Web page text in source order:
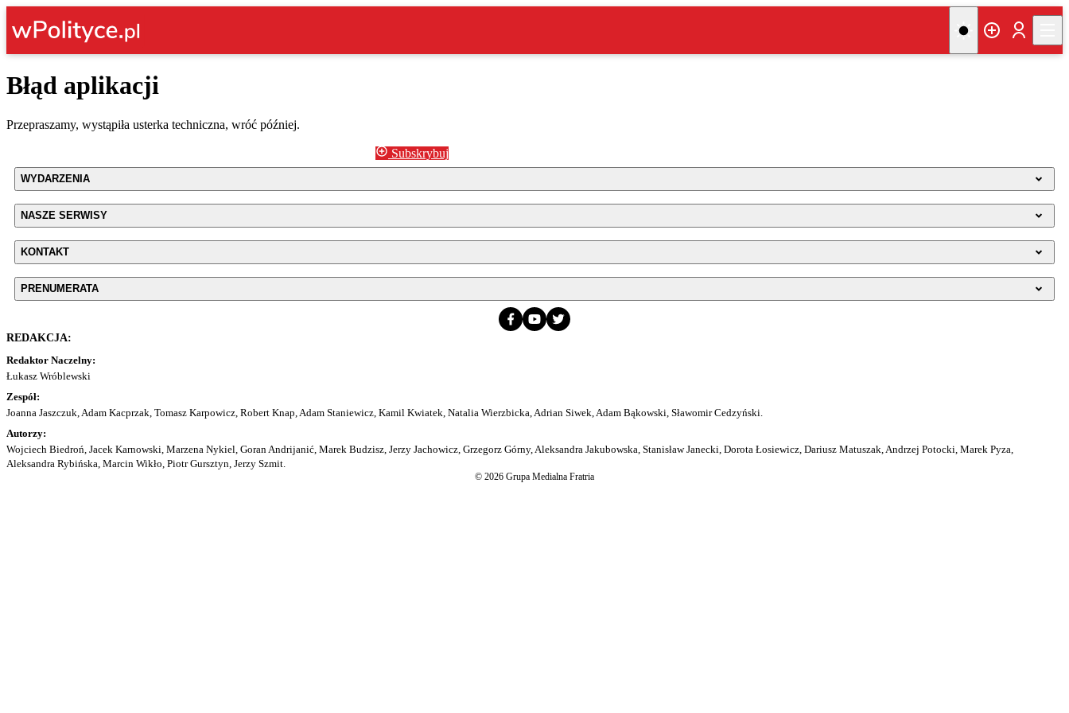
Błąd aplikacji
Przepraszamy, wystąpiła usterka techniczna, wróć później.
Subskrybuj
WYDARZENIA
NASZE SERWISY
KONTAKT
PRENUMERATA
REDAKCJA:
Redaktor Naczelny:
Łukasz Wróblewski
Zespół:
Joanna Jaszczuk, Adam Kacprzak, Tomasz Karpowicz, Robert Knap, Adam Staniewicz, Kamil Kwiatek, Natalia Wierzbicka, Adrian Siwek, Adam Bąkowski, Sławomir Cedzyński.
Autorzy:
Wojciech Biedroń, Jacek Karnowski, Marzena Nykiel, Goran Andrijanić, Marek Budzisz, Jerzy Jachowicz, Grzegorz Górny, Aleksandra Jakubowska, Stanisław Janecki, Dorota Łosiewicz, Dariusz Matuszak, Andrzej Potocki, Marek Pyza,
Aleksandra Rybińska, Marcin Wikło, Piotr Gursztyn, Jerzy Szmit.
© 2026 Grupa Medialna Fratria